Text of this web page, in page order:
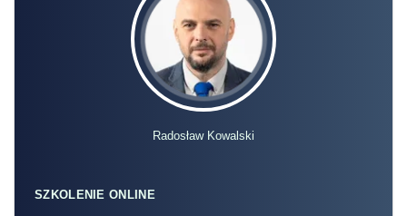
Radosław Kowalski
SZKOLENIE ONLINE